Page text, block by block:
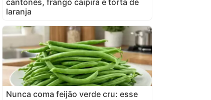
laranja
Nunca coma feijão verde cru: esse